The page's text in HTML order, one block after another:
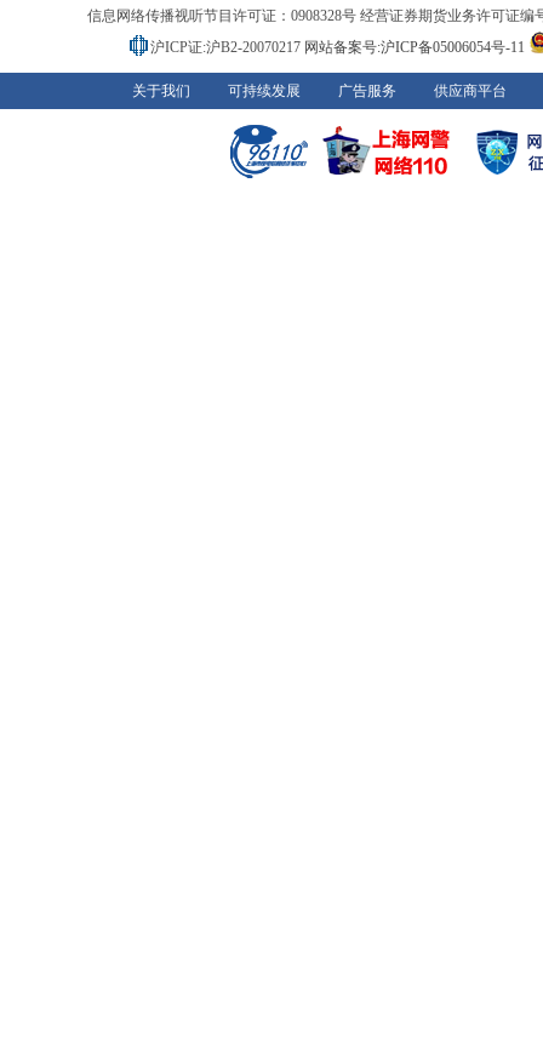
信息网络传播视听节目许可证：0908328号 经营证券期货业务许可证编
沪ICP证:沪B2-20070217 网站备案号:沪ICP备05006054号-11
关于我们 可持续发展 广告服务 供应商平台